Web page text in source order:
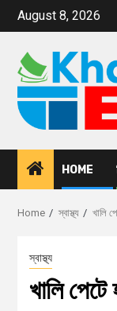
August 8, 2026
HOME
Home স্বাস্থ্য খালি
স্বাস্থ্য
খালি